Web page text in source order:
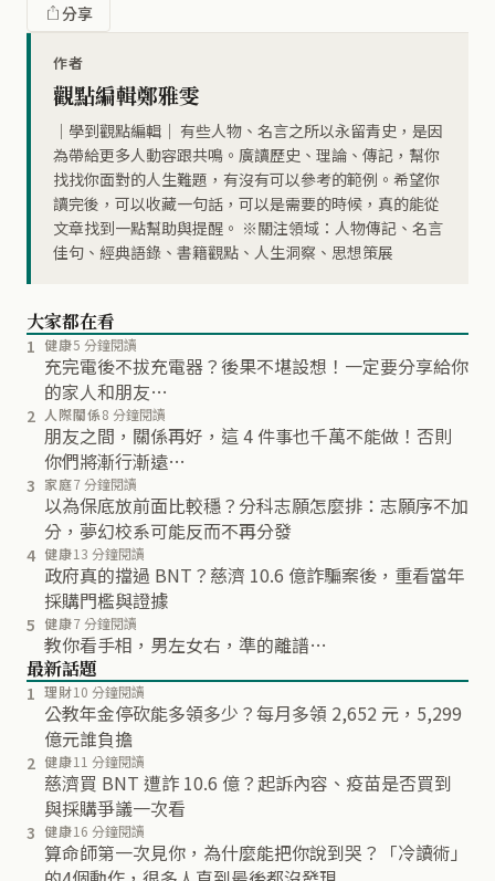
分享
作者
觀點編輯鄭雅雯
｜學到觀點編輯｜ 有些人物、名言之所以永留青史，是因
為帶給更多人動容跟共鳴。廣讀歷史、理論、傳記，幫你
找找你面對的人生難題，有沒有可以參考的範例。希望你
讀完後，可以收藏一句話，可以是需要的時候，真的能從
文章找到一點幫助與提醒。 ※關注領域：人物傳記、名言
佳句、經典語錄、書籍觀點、人生洞察、思想策展
大家都在看
1 健康5 分鐘閱讀
充完電後不拔充電器？後果不堪設想！一定要分享給你
的家人和朋友…
2 人際關係8 分鐘閱讀
朋友之間，關係再好，這 4 件事也千萬不能做！否則
你們將漸行漸遠…
3 家庭7 分鐘閱讀
以為保底放前面比較穩？分科志願怎麼排：志願序不加
分，夢幻校系可能反而不再分發
4 健康13 分鐘閱讀
政府真的擋過 BNT？慈濟 10.6 億詐騙案後，重看當年
採購門檻與證據
5 健康7 分鐘閱讀
教你看手相，男左女右，準的離譜…
最新話題
1 理財10 分鐘閱讀
公教年金停砍能多領多少？每月多領 2,652 元，5,299
億元誰負擔
2 健康11 分鐘閱讀
慈濟買 BNT 遭詐 10.6 億？起訴內容、疫苗是否買到
與採購爭議一次看
3 健康16 分鐘閱讀
算命師第一次見你，為什麼能把你說到哭？「冷讀術」